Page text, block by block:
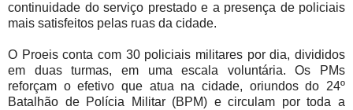
continuidade do serviço prestado e a presença de policiais
mais satisfeitos pelas ruas da cidade.
O Proeis conta com 30 policiais militares por dia, divididos
em duas turmas, em uma escala voluntária. Os PMs
reforçam o efetivo que atua na cidade, oriundos do 24º
Batalhão de Polícia Militar (BPM) e circulam por toda a